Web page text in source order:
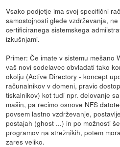
Vsako podjetje ima svoj specifični
samostojnosti glede vzdrževanja,
certificiranega sistemskega
izkušnjami.
Primer: Če imate v sistemu mešano
vaš novi sodelavec obvladati tako
okolju (Active Directory - koncept
računalnikov v domeni, pravic
tiskalnikov) kot tudi npr. delovanje
mašin, pa recimo osnove NFS
povsem lastno vzdrževanje,
postajah (ghost ...) in po možnosti
programov na strežnikih, potem
zares veliko.